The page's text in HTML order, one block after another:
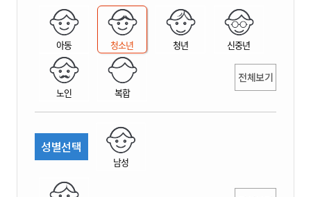
아동 청소년 청년 신중년
노인 복합
전체보기
성별선택
남성